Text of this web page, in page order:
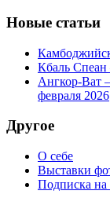
Новые статьи
Кбаль
Ангкор-Ват
февраля 2026
Другое
О себе
Выставки
Подписка на